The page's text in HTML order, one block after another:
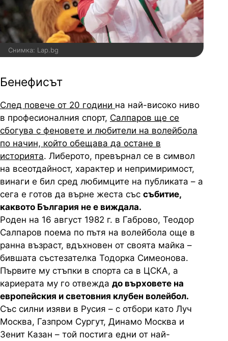
Снимка: Lap.bg
Бенефисът
След повече от 20 години на най-високо ниво
в професионалния спорт, Салпаров ще се
сбогува с феновете и любители на волейбола
по начин, който обещава да остане в
историята. Либерото, превърнал се в символ
на всеотдайност, характер и непримиримост,
винаги е бил сред любимците на публиката – а
сега е готов да върне жеста със събитие,
каквото България не е виждала.
Роден на 16 август 1982 г. в Габрово, Теодор
Салпаров поема по пътя на волейбола още в
ранна възраст, вдъхновен от своята майка –
бившата състезателка Тодорка Симеонова.
Първите му стъпки в спорта са в ЦСКА, а
кариерата му го отвежда до върховете на
европейския и световния клубен волейбол.
Със силни изяви в Русия – с отбори като Луч
Москва, Газпром Сургут, Динамо Москва и
Зенит Казан – той постига едни от най-